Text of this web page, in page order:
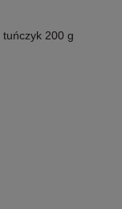
200 g